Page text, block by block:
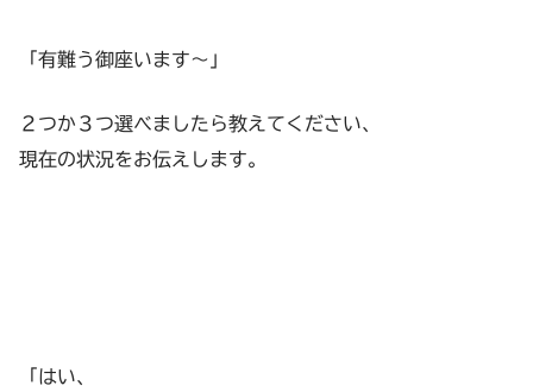
「有難う御座います～」
２つか３つ選べましたら教えてください、
現在の状況をお伝えします。
「はい、